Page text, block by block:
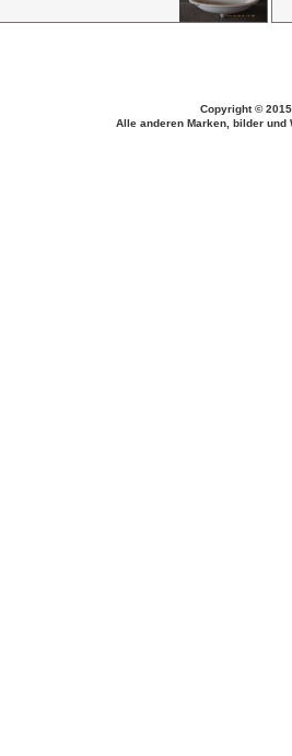
Copyright ©
Alle anderen Marken, bilder und